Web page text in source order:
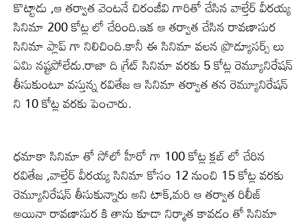
కొట్టాడు ,ఆ తర్వాత వెంటనే చిరంజీవి గారితో చేసిన వాల్తేర్ వీరయ్య
సినిమా 200 కోట్ల లో చేరింది.ఇక ఆ తర్వాత చేసిన రావణాసుర
సినిమా ప్లాప్ గా నిలిచింది.కానీ ఈ సినిమా వలన ప్రొడ్యూసర్స్ లు
ఏమి నష్టపోలేదు.రాజా ది గ్రేట్ సినిమా వరకు 5 కోట్ల రెమ్యూనిరేషన్
తీసుకుంటూ వస్తున్న రవితేజ ఆ సినిమా తర్వాత తన రెమ్యూనిరేషన్
ని 10 కోట్ల వరకు పెంచారు.
ధమాకా సినిమా తో సోలో హీరో గా 100 కోట్ల క్లబ్ లో చేరిన
రవితేజ ,వాల్తేర్ వీరయ్య సినిమా కోసం 12 నుంచి 15 కోట్ల వరకు
రెమ్యూనిరేషన్ తీసుకున్నారు అని టాక్,మరి ఆ తర్వాత రిలీజ్
అయినా రావణాసుర కి తాను కూడా నిర్మాత కావడం తో సినిమా